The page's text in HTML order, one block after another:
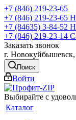
+7 (846) 219-23-65
+7 (846) 219-23-65
+7 (84635) 3-84-52
+7 (846) 219-23-14
Заказать звонок
г. Новокуйбышевск,
Поиск
Войти
Выбирайте с
Каталог